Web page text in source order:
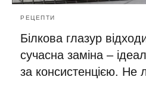
РЕЦЕПТИ
Білкова глазур
сучасна заміна –
за консистенцією. Не